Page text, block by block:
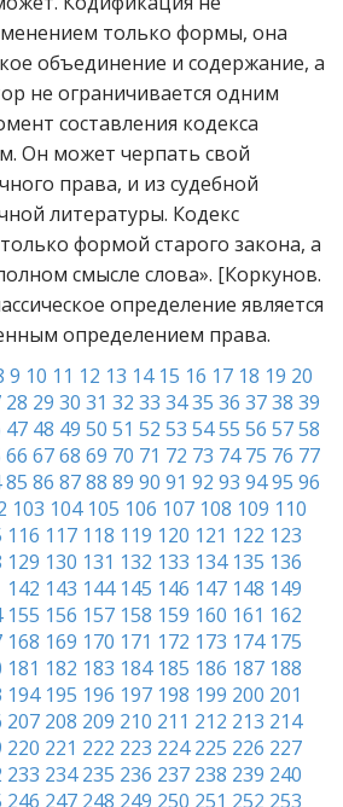
только формы, она
объединение и содержание, а
не ограничивается одним
составления кодекса
Он может черпать свой
права, и из судебной
литературы. Кодекс
формой старого закона, а
смысле слова». [Коркунов.
определение является
определением права.
9 10 11 12 13 14 15 16 17 18 19 20
28 29 30 31 32 33 3435 36 3738 39
47 48 49 50 51 52 53 5455 56 5758
66 6768 69 70 71 72 73 74 75 76 77
85 86 8788 89 90 91 92 93 9495 96
103 104 105 106 107 108 109 110
116 117 118 119 120 121 122 123
129 130 131 132 133 134 135 136
142 143 144 145 146 147 148 149
155 156 157 158 159 160 161 162
168 169 170 171 172 173 174 175
181 182 183 184 185 186 187 188
194 195 196 197 198 199 200 201
207 208 209 210 211 212 213 214
220 221 222 223 224 225 226 227
233 234 235 236 237 238 239 240
246 247 248 249 250 251 252 253